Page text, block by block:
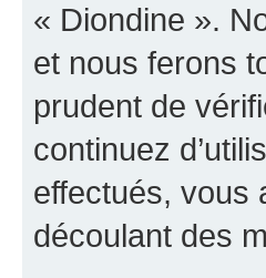
« Diondine ».
et nous ferons
prudent de
continuez
effectués, vous
découlant des